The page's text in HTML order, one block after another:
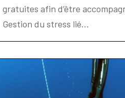
gratuites afin d’être
Gestion du stress lié...